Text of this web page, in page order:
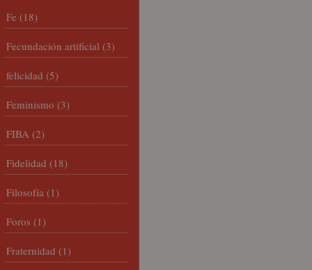
Fe (18)
Fecundación artificial (3)
felicidad (5)
Feminismo (3)
FIBA (2)
Fidelidad (18)
Filosofía (1)
Foros (1)
Fraternidad (1)